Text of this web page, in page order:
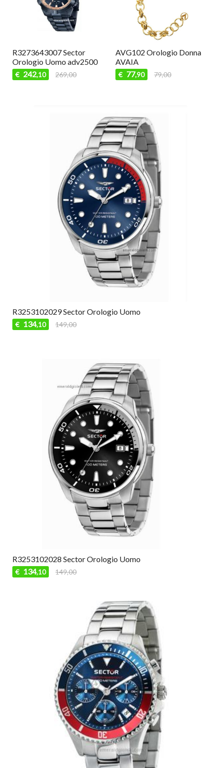
R3273643007 Sector
Orologio Uomo adv2500
€ 242,10 269,00
AVG102 Orologio Donna
AVAIA
€ 77,90 79,00
R3253102029 Sector Orologio Uomo
€ 134,10 149,00
R3253102028 Sector Orologio Uomo
€ 134,10 149,00